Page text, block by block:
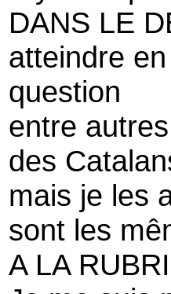
DANS LE
atteindre
question
entre
des
mais je les
sont les
A LA